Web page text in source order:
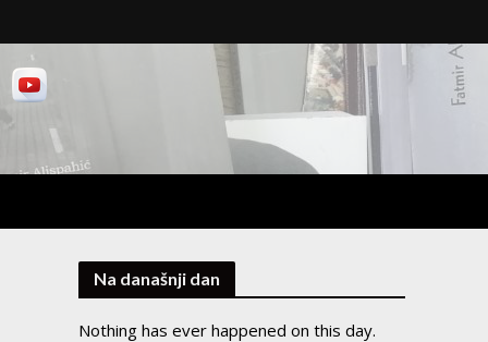
Na današnji dan
Nothing has ever happened on this day.